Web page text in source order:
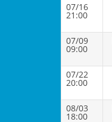
07/16
21:00
07/09
09:00
07/22
20:00
08/03
18:00